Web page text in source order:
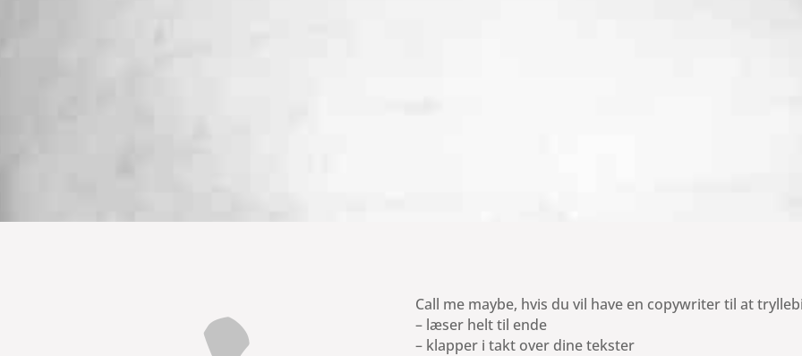
Call me maybe, hvis du vil have en copywriter til at
– læser helt til ende
– klapper i takt over dine tekster